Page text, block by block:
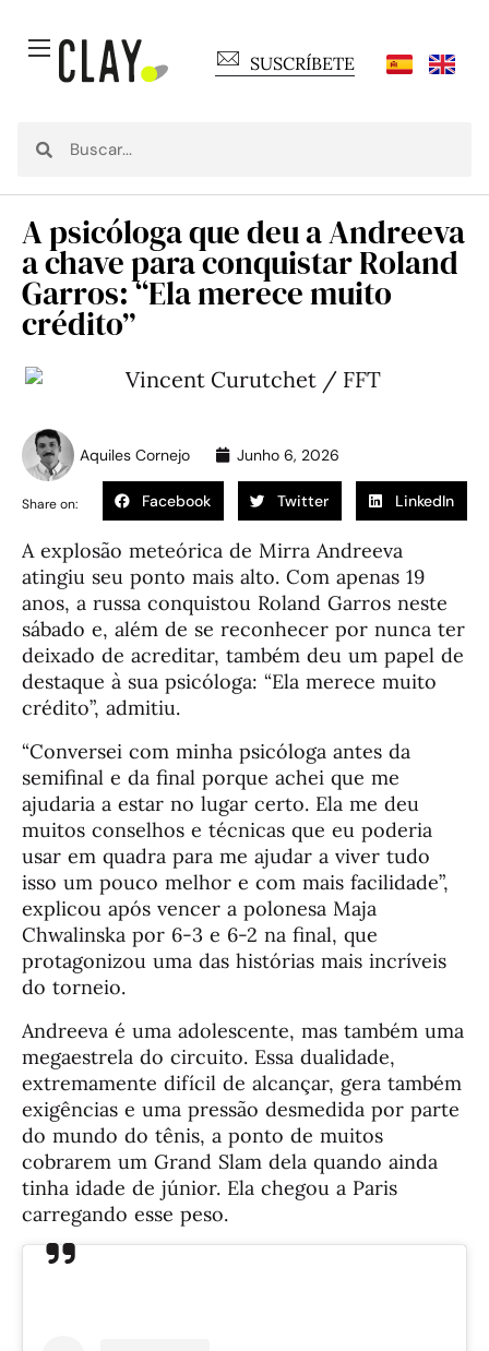
SUSCRÍBETE
A psicóloga que deu a Andreeva
a chave para conquistar Roland
Garros: “Ela merece muito
crédito”
Aquiles Cornejo Junho 6, 2026
Share on: Facebook Twitter LinkedIn
A explosão meteórica de Mirra Andreeva
atingiu seu ponto mais alto. Com apenas 19
anos, a russa conquistou Roland Garros neste
sábado e, além de se reconhecer por nunca ter
deixado de acreditar, também deu um papel de
destaque à sua psicóloga: “Ela merece muito
crédito”, admitiu.
“Conversei com minha psicóloga antes da
semifinal e da final porque achei que me
ajudaria a estar no lugar certo. Ela me deu
muitos conselhos e técnicas que eu poderia
usar em quadra para me ajudar a viver tudo
isso um pouco melhor e com mais facilidade”,
explicou após vencer a polonesa Maja
Chwalinska por 6-3 e 6-2 na final, que
protagonizou uma das histórias mais incríveis
do torneio.
Andreeva é uma adolescente, mas também uma
megaestrela do circuito. Essa dualidade,
extremamente difícil de alcançar, gera também
exigências e uma pressão desmedida por parte
do mundo do tênis, a ponto de muitos
cobrarem um Grand Slam dela quando ainda
tinha idade de júnior. Ela chegou a Paris
carregando esse peso.